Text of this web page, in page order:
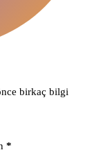
birkaç bilgi
*